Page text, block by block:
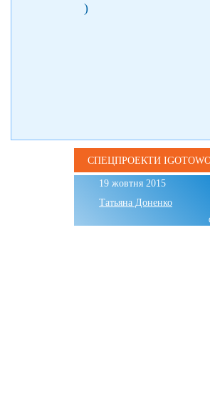
)
СПЕЦПРОЕКТИ
19 жовтня 2015
Татьяна Доненко